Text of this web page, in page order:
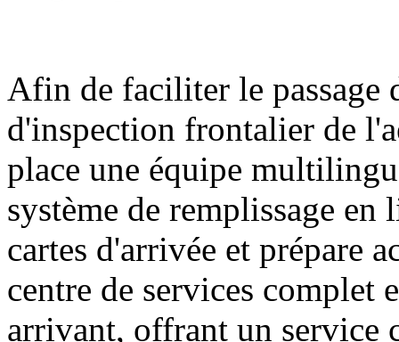
Afin de faciliter le passage
d'inspection frontalier de
place une équipe
système de remplissage
cartes d'arrivée et prépare
centre de services complet
arrivant, offrant un service